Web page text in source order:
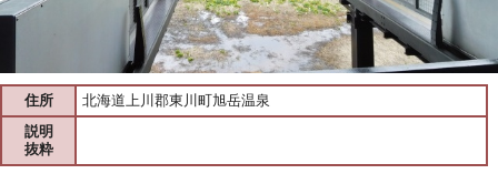
住所
北海道上川郡東川町旭岳温泉
説明
抜粋